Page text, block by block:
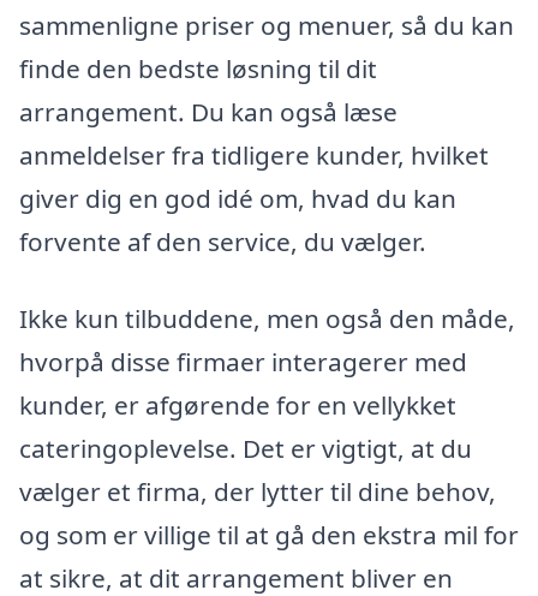
sammenligne priser og menuer, så du kan
finde den bedste løsning til dit
arrangement. Du kan også læse
anmeldelser fra tidligere kunder, hvilket
giver dig en god idé om, hvad du kan
forvente af den service, du vælger.
Ikke kun tilbuddene, men også den måde,
hvorpå disse firmaer interagerer med
kunder, er afgørende for en vellykket
cateringoplevelse. Det er vigtigt, at du
vælger et firma, der lytter til dine behov,
og som er villige til at gå den ekstra mil for
at sikre, at dit arrangement bliver en